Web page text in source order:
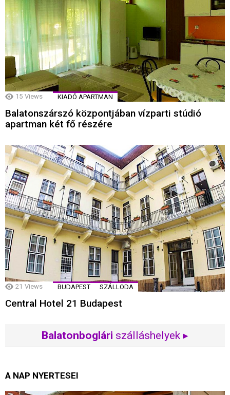
15 Views KIADÓ APARTMAN
Balatonszárszó központjában vízparti stúdió
apartman két fő részére
21 Views BUDAPEST SZÁLLODA
Central Hotel 21 Budapest
Balatonboglári szálláshelyek ▸
A NAP NYERTESEI